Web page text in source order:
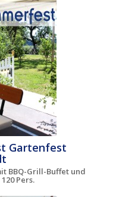
Gartenfest
BBQ-Grill-Buffet und
Pers.